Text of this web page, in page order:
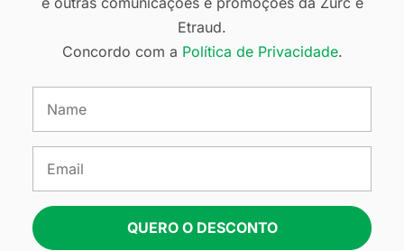
Etraud.
Concordo com a Política de Privacidade.
QUERO O DESCONTO